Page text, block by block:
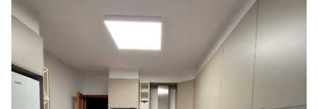
banho, climatização, design, cozinhas, divisórias,
domótica, gás, isolamentos, jardins… e muito mais! Tudo
o que o seu imóvel precisar. Mais actualmente dispomos
de endoscopio para diagnosticos mais rápidos e
eficientes, um equipamento de inspecção de profissional
de alta qualidade, ideal para investigação das condições
de tubos de drenagem, chaminés, poços de ventilação, e